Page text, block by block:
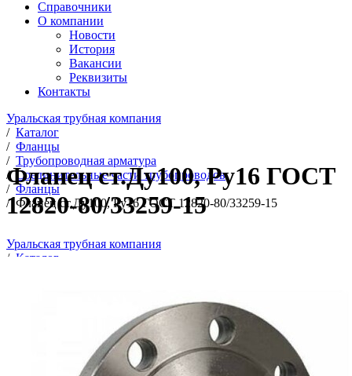
Справочники
О компании
Новости
История
Вакансии
Реквизиты
Контакты
Уральская трубная компания
/ Каталог
/ Фланцы
/ Трубопроводная арматура
/ Соединительные части трубопроводов
/ Фланцы
/ Фланец ст.Ду100, Ру16 ГОСТ 12820-80/33259-15
Фланец ст.Ду100, Ру16 ГОСТ
12820-80/33259-15
Уральская трубная компания
/ Каталог
Соединительные части трубопроводов
Фланец ст.Ду100, Ру16 ГОСТ 12820-80/33259-15